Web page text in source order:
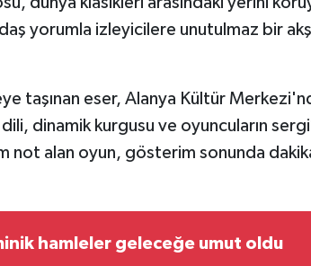
yorumla izleyicilere unutulmaz bir
taşınan eser, Alanya Kültür
dinamik kurgusu ve oyuncuların
not alan oyun, gösterim sonunda
hamleler geleceğe umut oldu